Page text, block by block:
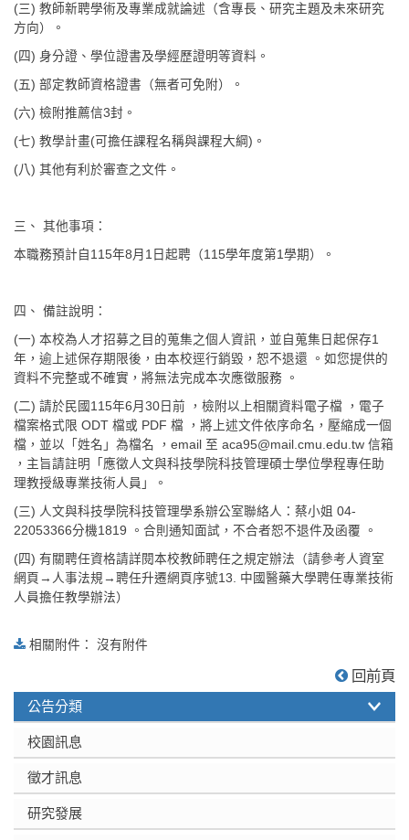
(三) 教師新聘學術及專業成就論述（含專長、研究主題及未來研究
方向）。
(四) 身分證、學位證書及學經歷證明等資料。
(五) 部定教師資格證書（無者可免附）。
(六) 檢附推薦信3封。
(七) 教學計畫(可擔任課程名稱與課程大綱)。
(八) 其他有利於審查之文件。
三、 其他事項：
本職務預計自115年8月1日起聘（115學年度第1學期）。
四、 備註說明：
(一) 本校為人才招募之目的蒐集之個人資訊，並自蒐集日起保存1
年，逾上述保存期限後，由本校逕行銷毀，恕不退還 。如您提供的
資料不完整或不確實，將無法完成本次應徵服務 。
(二) 請於民國115年6月30日前 ，檢附以上相關資料電子檔 ，電子
檔案格式限 ODT 檔或 PDF 檔 ，將上述文件依序命名，壓縮成一個
檔，並以「姓名」為檔名 ，email 至 aca95@mail.cmu.edu.tw 信箱
，主旨請註明「應徵人文與科技學院科技管理碩士學位學程專任助
理教授級專業技術人員」。
(三) 人文與科技學院科技管理學系辦公室聯絡人：蔡小姐 04-
22053366分機1819 。合則通知面試，不合者恕不退件及函覆 。
(四) 有關聘任資格請詳閱本校教師聘任之規定辦法（請參考人資室
網頁→人事法規→聘任升遷網頁序號13. 中國醫藥大學聘任專業技術
人員擔任教學辦法）
相關附件： 沒有附件
回前頁
公告分類
校園訊息
徵才訊息
研究發展